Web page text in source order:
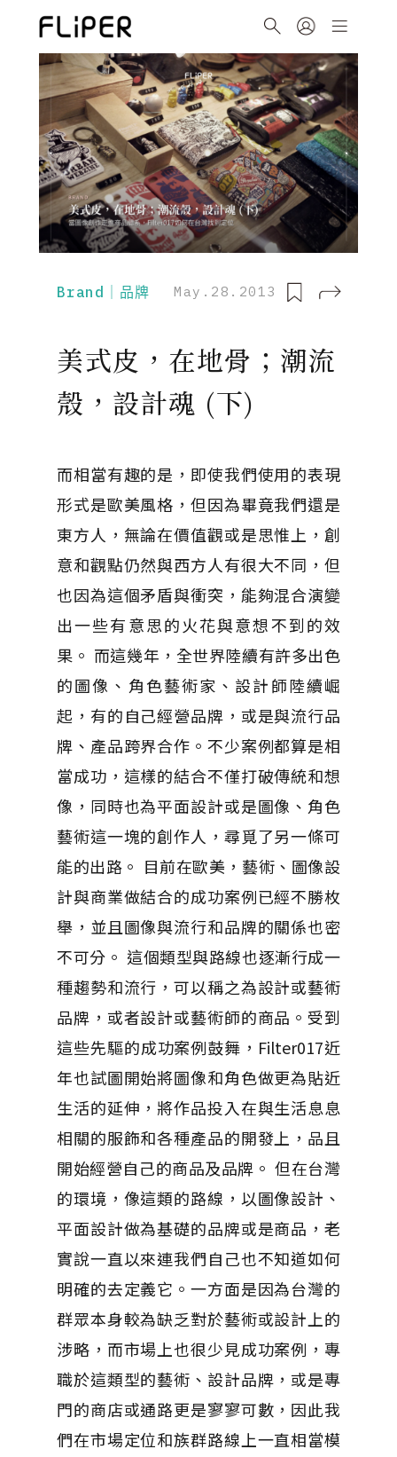
Brand｜品牌 May.28.2013
美式皮，在地骨；潮流
殼，設計魂 (下)
而相當有趣的是，即使我們使用的表現
形式是歐美風格，但因為畢竟我們還是
東方人，無論在價值觀或是思惟上，創
意和觀點仍然與西方人有很大不同，但
也因為這個矛盾與衝突，能夠混合演變
出一些有意思的火花與意想不到的效
果。 而這幾年，全世界陸續有許多出色
的圖像、角色藝術家、設計師陸續崛
起，有的自己經營品牌，或是與流行品
牌、產品跨界合作。不少案例都算是相
當成功，這樣的結合不僅打破傳統和想
像，同時也為平面設計或是圖像、角色
藝術這一塊的創作人，尋覓了另一條可
能的出路。 目前在歐美，藝術、圖像設
計與商業做結合的成功案例已經不勝枚
舉，並且圖像與流行和品牌的關係也密
不可分。 這個類型與路線也逐漸行成一
種趨勢和流行，可以稱之為設計或藝術
品牌，或者設計或藝術師的商品。受到
這些先驅的成功案例鼓舞，Filter017近
年也試圖開始將圖像和角色做更為貼近
生活的延伸，將作品投入在與生活息息
相關的服飾和各種產品的開發上，品且
開始經營自己的商品及品牌。 但在台灣
的環境，像這類的路線，以圖像設計、
平面設計做為基礎的品牌或是商品，老
實說一直以來連我們自己也不知道如何
明確的去定義它。一方面是因為台灣的
群眾本身較為缺乏對於藝術或設計上的
涉略，而市場上也很少見成功案例，專
職於這類型的藝術、設計品牌，或是專
門的商店或通路更是寥寥可數，因此我
們在市場定位和族群路線上一直相當模